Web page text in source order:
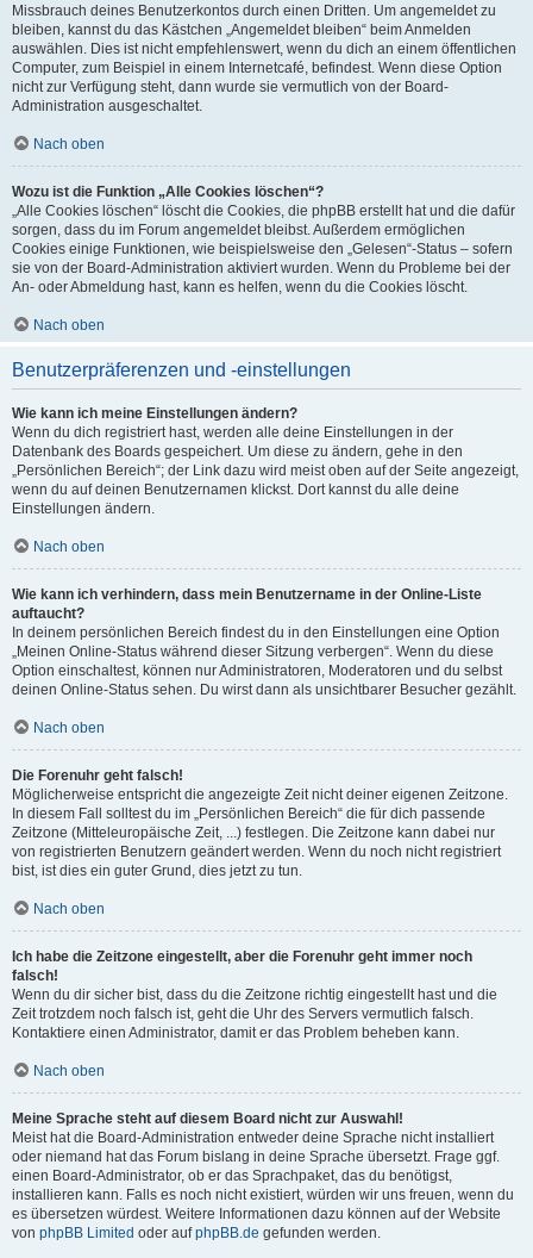
Missbrauch deines Benutzerkontos durch einen Dritten. Um angemeldet zu
bleiben, kannst du das Kästchen „Angemeldet bleiben“ beim Anmelden
auswählen. Dies ist nicht empfehlenswert, wenn du dich an einem öffentlichen
Computer, zum Beispiel in einem Internetcafé, befindest. Wenn diese Option
nicht zur Verfügung steht, dann wurde sie vermutlich von der Board-
Administration ausgeschaltet.
Nach oben
Wozu ist die Funktion „Alle Cookies löschen“?
„Alle Cookies löschen“ löscht die Cookies, die phpBB erstellt hat und die dafür
sorgen, dass du im Forum angemeldet bleibst. Außerdem ermöglichen
Cookies einige Funktionen, wie beispielsweise den „Gelesen“-Status – sofern
sie von der Board-Administration aktiviert wurden. Wenn du Probleme bei der
An- oder Abmeldung hast, kann es helfen, wenn du die Cookies löscht.
Nach oben
Benutzerpräferenzen und -einstellungen
Wie kann ich meine Einstellungen ändern?
Wenn du dich registriert hast, werden alle deine Einstellungen in der
Datenbank des Boards gespeichert. Um diese zu ändern, gehe in den
„Persönlichen Bereich“; der Link dazu wird meist oben auf der Seite angezeigt,
wenn du auf deinen Benutzernamen klickst. Dort kannst du alle deine
Einstellungen ändern.
Nach oben
Wie kann ich verhindern, dass mein Benutzername in der Online-Liste
auftaucht?
In deinem persönlichen Bereich findest du in den Einstellungen eine Option
„Meinen Online-Status während dieser Sitzung verbergen“. Wenn du diese
Option einschaltest, können nur Administratoren, Moderatoren und du selbst
deinen Online-Status sehen. Du wirst dann als unsichtbarer Besucher gezählt.
Nach oben
Die Forenuhr geht falsch!
Möglicherweise entspricht die angezeigte Zeit nicht deiner eigenen Zeitzone.
In diesem Fall solltest du im „Persönlichen Bereich“ die für dich passende
Zeitzone (Mitteleuropäische Zeit, ...) festlegen. Die Zeitzone kann dabei nur
von registrierten Benutzern geändert werden. Wenn du noch nicht registriert
bist, ist dies ein guter Grund, dies jetzt zu tun.
Nach oben
Ich habe die Zeitzone eingestellt, aber die Forenuhr geht immer noch
falsch!
Wenn du dir sicher bist, dass du die Zeitzone richtig eingestellt hast und die
Zeit trotzdem noch falsch ist, geht die Uhr des Servers vermutlich falsch.
Kontaktiere einen Administrator, damit er das Problem beheben kann.
Nach oben
Meine Sprache steht auf diesem Board nicht zur Auswahl!
Meist hat die Board-Administration entweder deine Sprache nicht installiert
oder niemand hat das Forum bislang in deine Sprache übersetzt. Frage ggf.
einen Board-Administrator, ob er das Sprachpaket, das du benötigst,
installieren kann. Falls es noch nicht existiert, würden wir uns freuen, wenn du
es übersetzen würdest. Weitere Informationen dazu können auf der Website
von phpBB Limited oder aufphpBB.de gefunden werden.